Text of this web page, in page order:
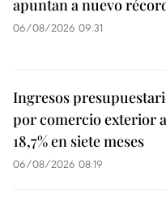
apuntan a nuevo
06/08/2026 09:31
Ingresos
por comercio exterior
18,7% en siete meses
06/08/2026 08:19